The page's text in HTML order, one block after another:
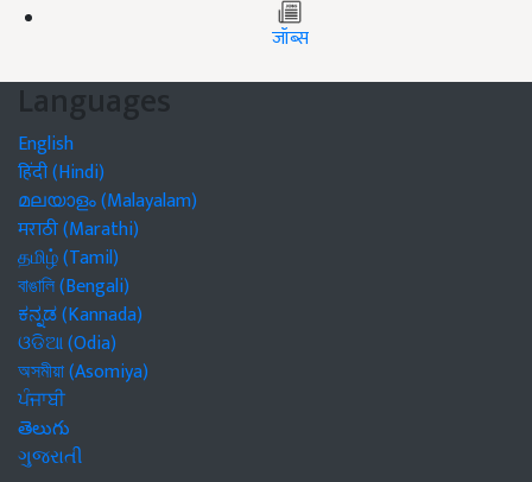
जॉब्स
Languages
English
हिंदी (Hindi)
മലയാളം (Malayalam)
मराठी (Marathi)
தமிழ் (Tamil)
বাঙালি (Bengali)
ಕನ್ನಡ (Kannada)
ଓଡିଆ (Odia)
অসমীয়া (Asomiya)
ਪੰਜਾਬੀ
తెలుగు
ગુજરાતી